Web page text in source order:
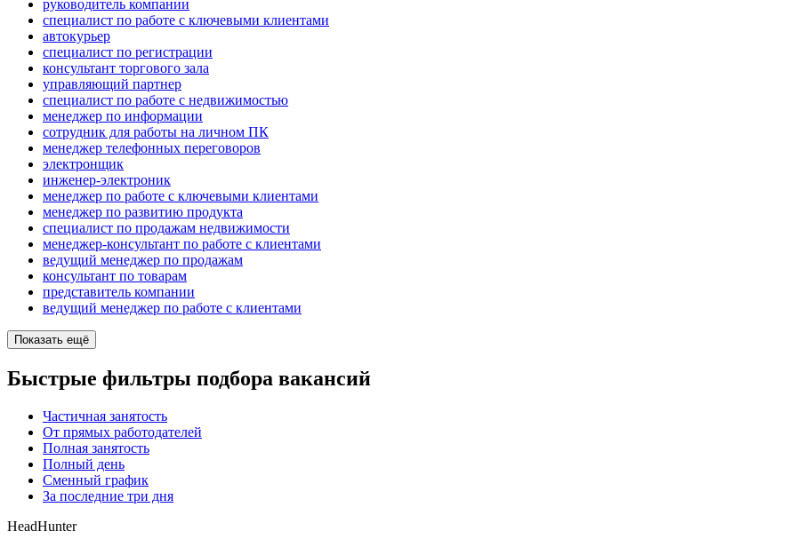
руководитель компании
специалист по работе с ключевыми клиентами
автокурьер
специалист по регистрации
консультант торгового зала
управляющий партнер
специалист по работе с недвижимостью
менеджер по информации
сотрудник для работы на личном ПК
менеджер телефонных переговоров
электронщик
инженер-электроник
менеджер по работе с ключевыми клиентами
менеджер по развитию продукта
специалист по продажам недвижимости
менеджер-консультант по работе с клиентами
ведущий менеджер по продажам
консультант по товарам
представитель компании
ведущий менеджер по работе с клиентами
Показать ещё
Быстрые фильтры подбора вакансий
Частичная занятость
От прямых работодателей
Полная занятость
Полный день
Сменный график
За последние три дня
HeadHunter